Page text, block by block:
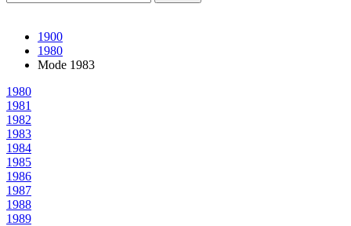
1900
1980
Mode 1983
1980
1981
1982
1983
1984
1985
1986
1987
1988
1989